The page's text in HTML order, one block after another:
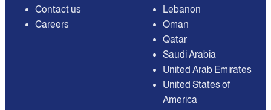
Contact us
Careers
Lebanon
Oman
Qatar
Saudi Arabia
United Arab Emirates
United States of
America